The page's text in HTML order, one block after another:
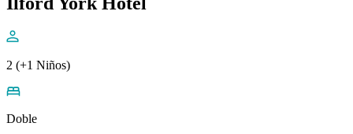
2 (+1 Niños)
Doble